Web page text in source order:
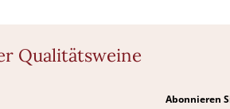
Qualitätsweine
Abonnieren